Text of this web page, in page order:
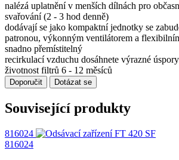
nalézá uplatnění v menších dílnách pro
svařování (2 - 3 hod denně)
dodávají se jako kompaktní jednotky se
patronou, výkonným ventilátorem a
snadno přemístitelný
recirkulací vzduchu dosáhnete výrazné
životnost filtrů 6 - 12 měsíců
Doporučit Dotázat se
Související produkty
816024
816024